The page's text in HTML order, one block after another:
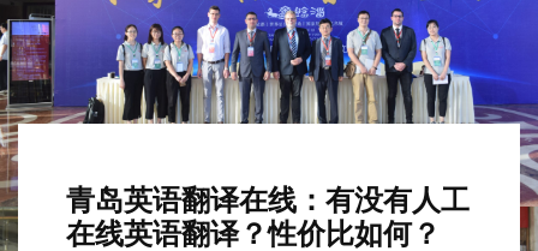
青岛英语翻译在线：有没有人工
在线英语翻译？性价比如何？